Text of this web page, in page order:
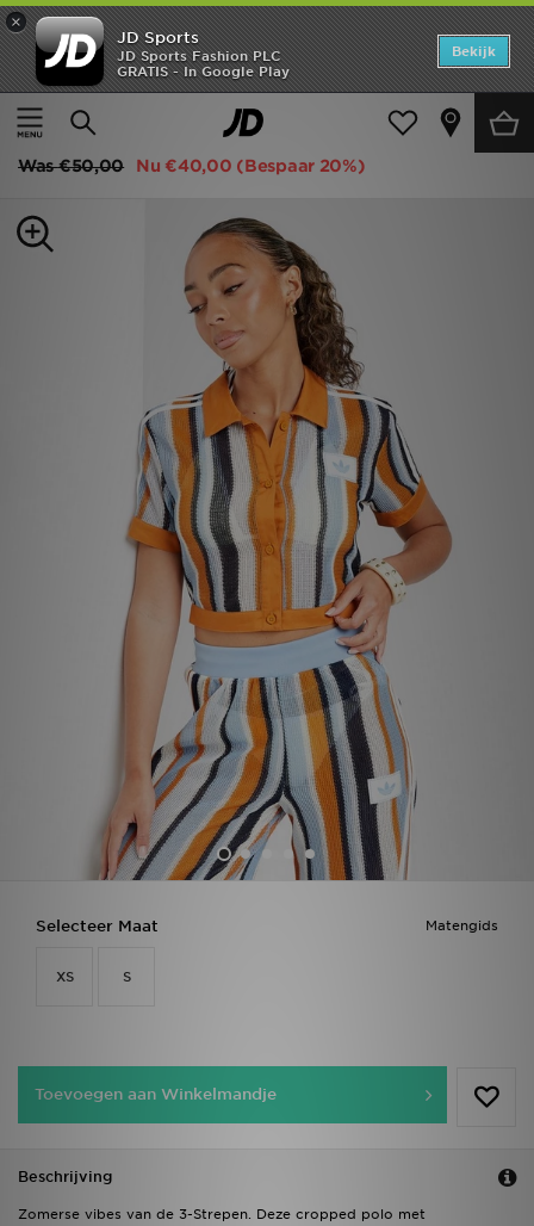
×
JD Sports
JD Sports Fashion PLC
GRATIS - In Google Play
Bekijk
Thuis
Dames Dameskleding Tops
adidas Originals Crochet Crop Polo Shirt
Was€50,00 Nu €40,00 (Bespaar 20%)
Matengids
Selecteer Maat
XS S
Toevoegen aan Winkelmandje
Beschrijving
Zomerse vibes van de 3-Strepen. Deze cropped polo met
Home
Offers
Dames
Vind een winkel
Bestelling traceren
Download de app
Wie wij zijn